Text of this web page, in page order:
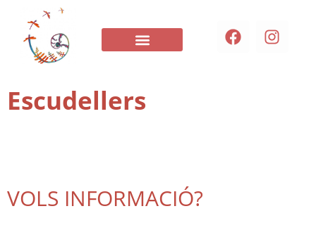
Escudellers
VOLS INFORMACIÓ?